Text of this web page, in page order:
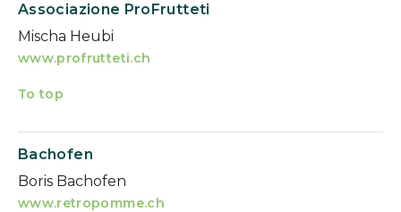
Associazione ProFrutteti
Mischa Heubi
www.profrutteti.ch
To top
Bachofen
Boris Bachofen
www.retropomme.ch